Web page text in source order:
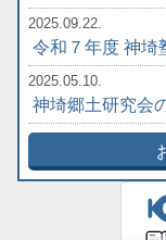
2025.09.22.
令和７年度 神埼
2025.05.10.
神埼郷土研究会